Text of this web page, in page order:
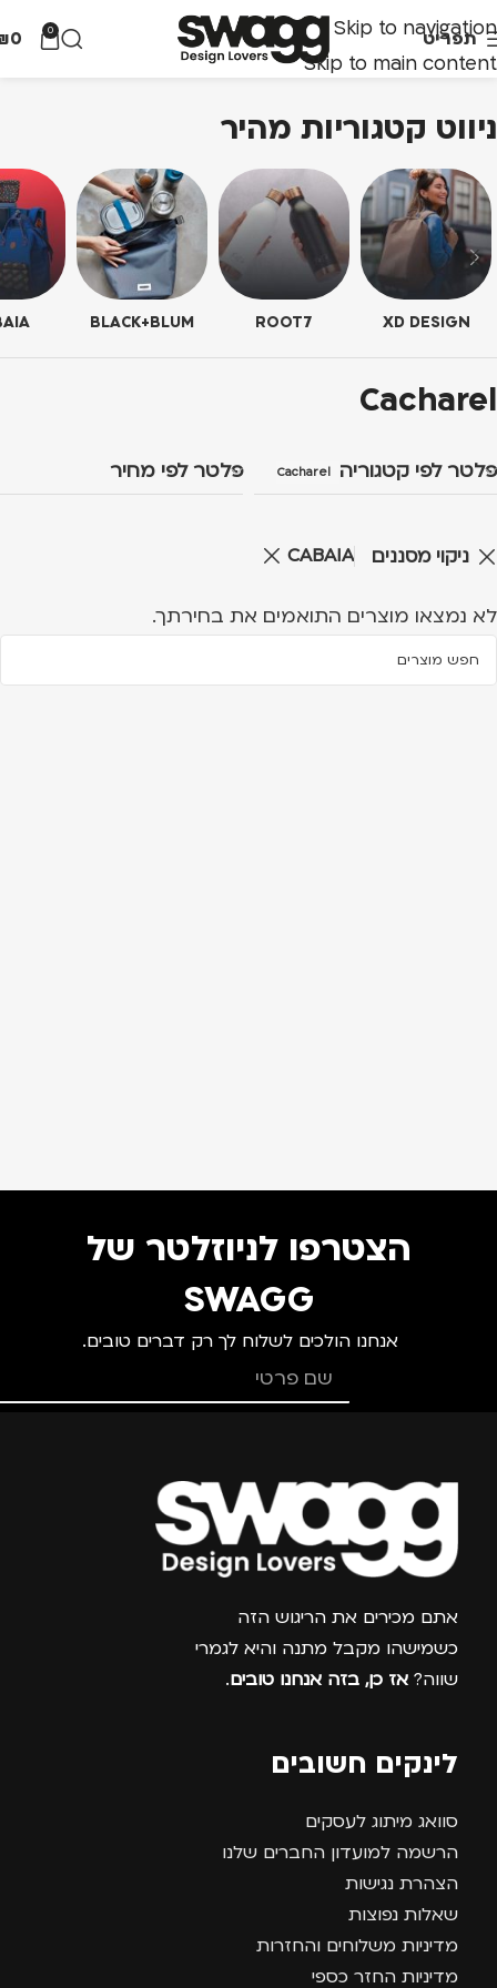
Skip to navigation
Skip to main content
תפריט 0
0
ניווט קטגוריות מהיר
XD DESIGN
ROOT7
BLACK+BLUM
Cacharel
פלטר לפי קטגוריה Cacharel פלטר לפי מחיר
ניקוי מסננים CABAIA
לא נמצאו מוצרים התואמים את בחירתך.
הצטרפו לניוזלטר של
SWAGG
אנחנו הולכים לשלוח לך רק דברים טובים.
צרפו אותי למועדון
אתם מכירים את הריגוש הזה
כשמישהו מקבל מתנה והיא לגמרי
שווה? אז כן, בזה אנחנו טובים.
לינקים חשובים
סוואג מיתוג לעסקים
הרשמה למועדון החברים שלנו
הצהרת נגישות
שאלות נפוצות
מדיניות משלוחים והחזרות
מדיניות החזר כספי